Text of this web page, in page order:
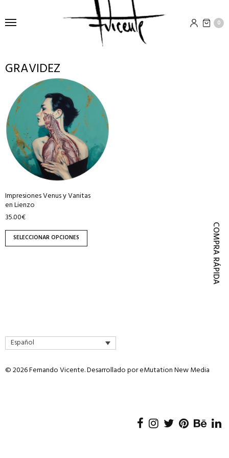
0
GRAVIDEZ
Impresiones Venus y Vanitas
en Lienzo
35.00€
SELECCIONAR OPCIONES
producto
tiene
múltiples
variantes.
Las
opciones
elegir
en
la
página
de
COMPRA RÁPIDA
Español
© 2026 Fernando Vicente. Desarrollado poreMutation New Media